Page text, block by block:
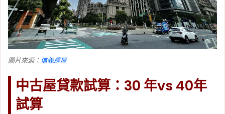
圖片來源： 信義房屋
中古屋貸款試算：30 年vs 40年
試算